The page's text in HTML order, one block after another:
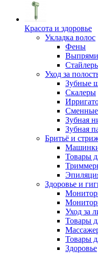
Красота и здоровье
Укладка волос
Фены
Уход за
Зубные
Скалеры
Сменные
Зубная
Зубная
Бритьё и
Товары
Здоровье и
Уход за
Товары
Товары
Здоровье